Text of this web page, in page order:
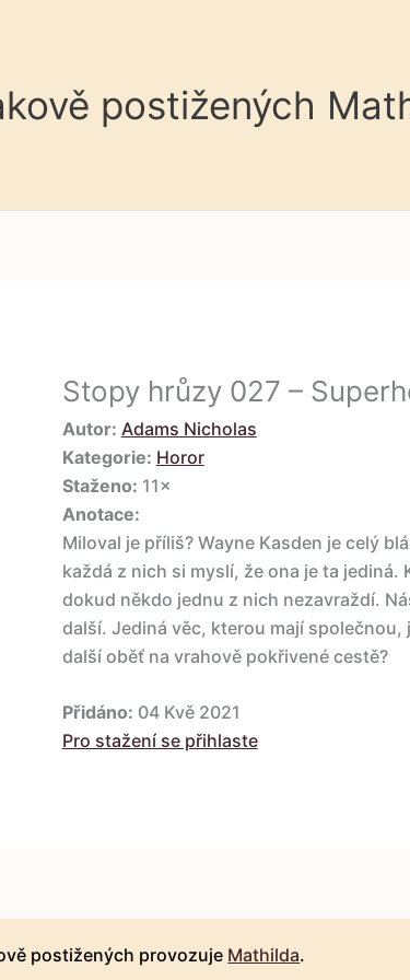
postižených
Stopy hrůzy 027 –
Autor: Adams Nicholas
Kategorie: Horor
Staženo: 11×
Anotace:
Miloval je příliš? Wayne Kasden je celý
každá z nich si myslí, že ona je ta jediná.
dokud někdo jednu z nich nezavraždí.
další. Jediná věc, kterou mají společnou,
další oběť na vrahově pokřivené cestě?
Přidáno: 04 Kvě 2021
Pro stažení se přihlaste
postižených provozuje Mathilda.